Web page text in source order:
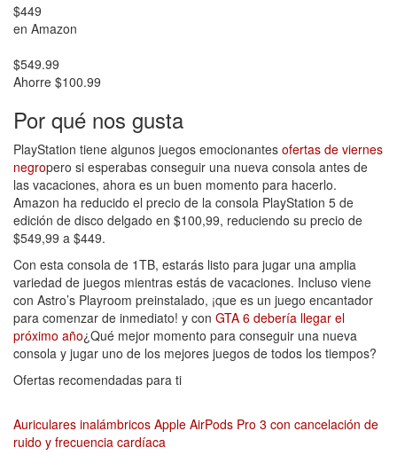
$449
en Amazon
$549.99
Ahorre $100.99
Por qué nos gusta
PlayStation tiene algunos juegos emocionantes ofertas de viernes
negropero si esperabas conseguir una nueva consola antes de
las vacaciones, ahora es un buen momento para hacerlo.
Amazon ha reducido el precio de la consola PlayStation 5 de
edición de disco delgado en $100,99, reduciendo su precio de
$549,99 a $449.
Con esta consola de 1TB, estarás listo para jugar una amplia
variedad de juegos mientras estás de vacaciones. Incluso viene
con Astro’s Playroom preinstalado, ¡que es un juego encantador
para comenzar de inmediato! y con GTA 6 debería llegar el
próximo año¿Qué mejor momento para conseguir una nueva
consola y jugar uno de los mejores juegos de todos los tiempos?
Ofertas recomendadas para ti
Auriculares inalámbricos Apple AirPods Pro 3 con cancelación de
ruido y frecuencia cardíaca